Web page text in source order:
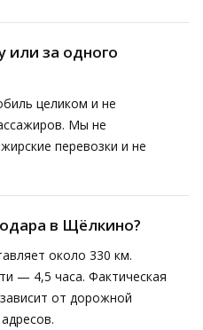
или за одного
целиком и не
Мы не
перевозки и не
в Щёлкино?
около 330 км.
— 4,5 часа. Фактическая
от дорожной